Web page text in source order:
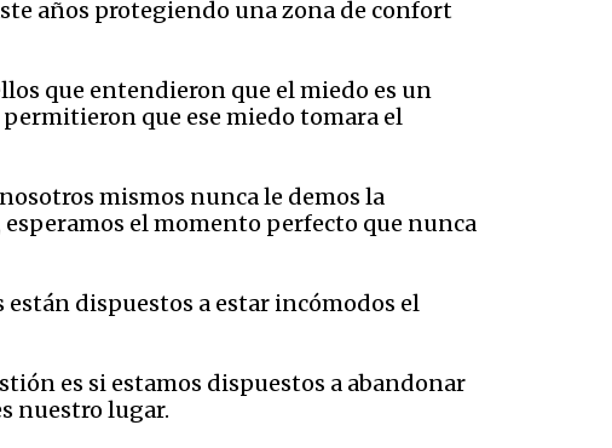
años protegiendo una zona de confort
que entendieron que el miedo es un
que ese miedo tomara el
mismos nunca le demos la
el momento perfecto que nunca
están dispuestos a estar incómodos el
es si estamos dispuestos a abandonar
nuestro lugar.